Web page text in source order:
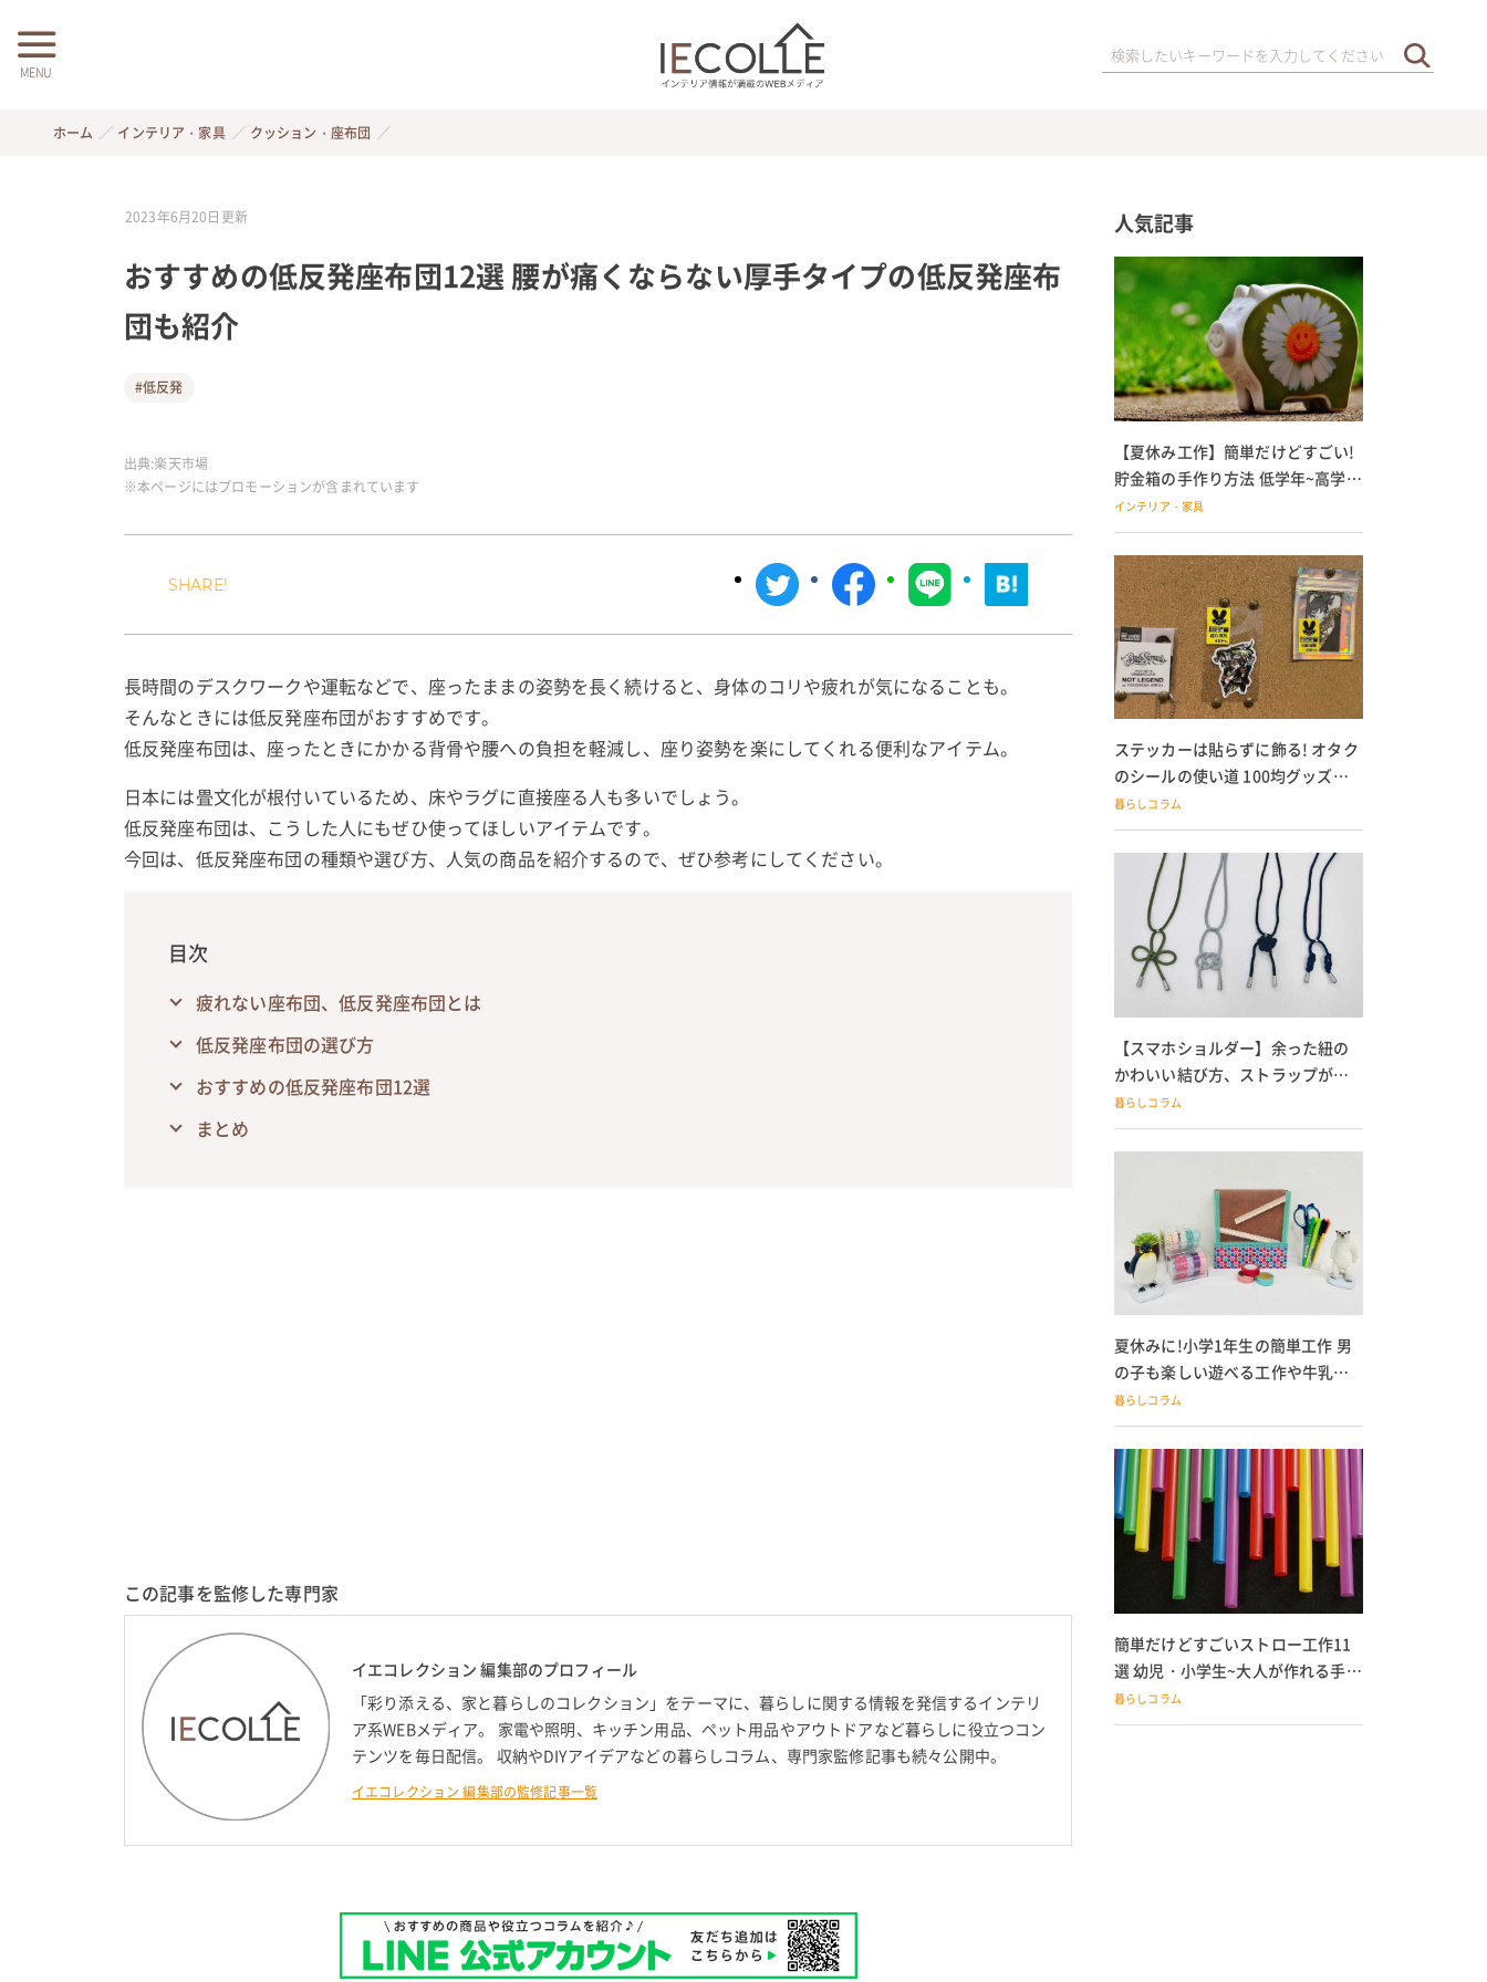
MENU
ホーム インテリア・家具 クッション・座布団
2023年6月20日 更新
おすすめの低反発座布団12選 腰が痛くならない厚手タイプの低反発座布
団も紹介
#低反発
出典:楽天市場
※本ページにはプロモーションが含まれています
長時間のデスクワークや運転などで、座ったままの姿勢を長く続けると、身体のコリや疲れが気になることも。
そんなときには低反発座布団がおすすめです。
低反発座布団は、座ったときにかかる背骨や腰への負担を軽減し、座り姿勢を楽にしてくれる便利なアイテム。
日本には畳文化が根付いているため、床やラグに直接座る人も多いでしょう。
低反発座布団は、こうした人にもぜひ使ってほしいアイテムです。
今回は、低反発座布団の種類や選び方、人気の商品を紹介するので、ぜひ参考にしてください。
目次
疲れない座布団、低反発座布団とは
低反発座布団の選び方
おすすめの低反発座布団12選
まとめ
この記事を監修した専門家
イエコレクション 編集部のプロフィール
「彩り添える、家と暮らしのコレクション」をテーマに、暮らしに関する情報を発信するインテリ
ア系WEBメディア。 家電や照明、キッチン用品、ペット用品やアウトドアなど暮らしに役立つコン
テンツを毎日配信。 収納やDIYアイデアなどの暮らしコラム、専門家監修記事も続々公開中。
イエコレクション 編集部の監修記事一覧
人気記事
【夏休み工作】簡単だけどすごい!
貯金箱の手作り方法 低学年~高学年
の子どもにも
インテリア・家具
ステッカーは貼らずに飾る! オタク
のシールの使い道 100均グッズで
の飾り方も
暮らしコラム
【スマホショルダー】余った紐の
かわいい結び方、ストラップが落
ちる人必見
暮らしコラム
夏休みに!小学1年生の簡単工作 男
の子も楽しい遊べる工作や牛乳パ
ック貯金箱も
暮らしコラム
簡単だけどすごいストロー工作11
選 幼児・小学生~大人が作れる手作
りおもちゃ
暮らしコラム